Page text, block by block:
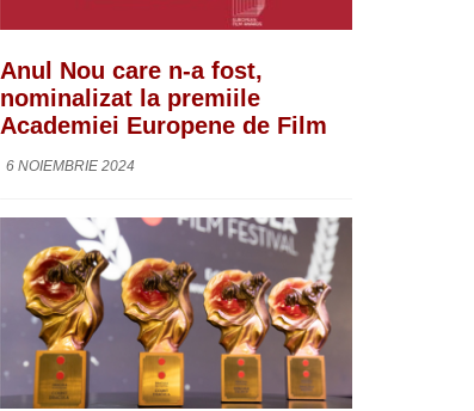
Anul Nou care n-a fost,
nominalizat la premiile
Academiei Europene de Film
6 NOIEMBRIE 2024